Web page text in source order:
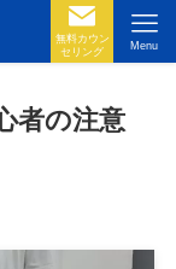
無料カウン
セリング
Menu
者の注意